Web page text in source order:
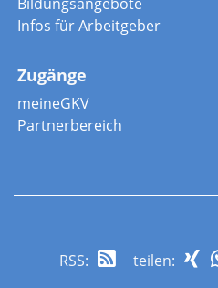
Infos für Arbeitgeber
Zugänge
meineGKV
Partnerbereich
RSS: teilen: